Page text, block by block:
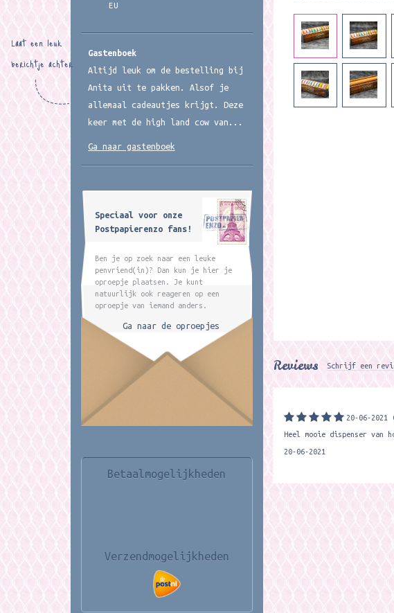
Reviews Schrijf een
20-06-2021
Heel mooie dispenser
20-06-2021
EU
Gastenboek
Altijd leuk om de bestelling bij
Anita uit te pakken. Alsof je
allemaal cadeautjes krijgt. Deze
keer met de high land cow van...
Laat een leuk
berichtje achter
Ga naar gastenboek
Speciaal voor onze
Postpapierenzo fans!
Ben je op zoek naar een leuke
penvriend(in)? Dan kun je hier je
oproepje plaatsen. Je kunt
natuurlijk ook reageren op een
oproepje van iemand anders.
Ga naar de oproepjes
Betaalmogelijkheden
Verzendmogelijkheden